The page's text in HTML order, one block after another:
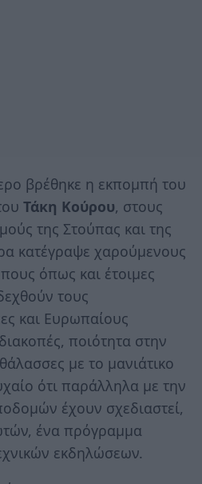
βρέθηκε η εκπομπή του
Τάκη Κούρου, στους
της Στούπας και της
κατέγραψε χαρούμενους
όπως και έτοιμες
τους
και Ευρωπαίους
ποιότητα στην
με το μανιάτικο
ότι παράλληλα με την
έχουν σχεδιαστεί,
ένα πρόγραμμα
εκδηλώσεων.